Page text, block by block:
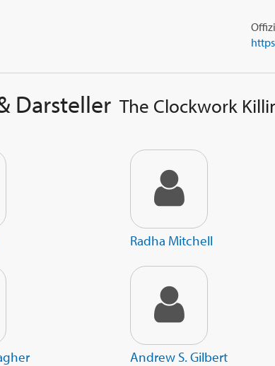
Darsteller The Clockwork
Radha Mitchell
Andrew S. Gilbert